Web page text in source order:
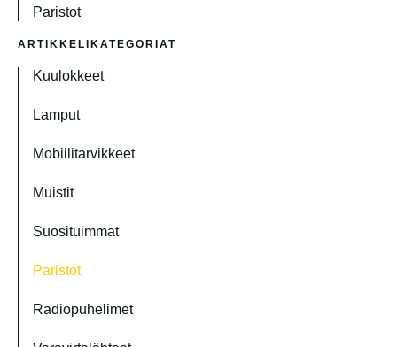
Paristot
ARTIKKELIKATEGORIAT
Kuulokkeet
Lamput
Mobiilitarvikkeet
Muistit
Suosituimmat
Paristot
Radiopuhelimet